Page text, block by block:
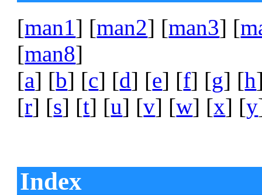
[man1] [man2] [man3] [
[man8]
[a] [b] [c] [d] [e] [f] [g] [h
[r] [s] [t] [u] [v] [w] [x] [y
Index